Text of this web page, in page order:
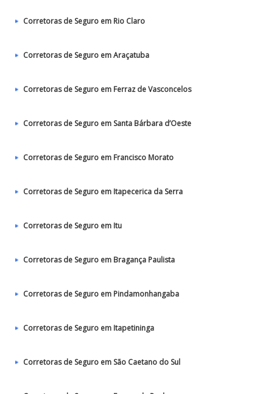
Corretoras de Seguro em Rio Claro
Corretoras de Seguro em Araçatuba
Corretoras de Seguro em Ferraz de Vasconcelos
Corretoras de Seguro em Santa Bárbara d’Oeste
Corretoras de Seguro em Francisco Morato
Corretoras de Seguro em Itapecerica da Serra
Corretoras de Seguro em Itu
Corretoras de Seguro em Bragança Paulista
Corretoras de Seguro em Pindamonhangaba
Corretoras de Seguro em Itapetininga
Corretoras de Seguro em São Caetano do Sul